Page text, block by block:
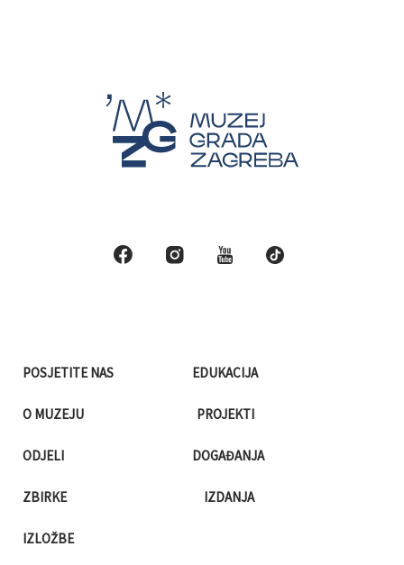
POSJETITE NAS
O MUZEJU
ODJELI
ZBIRKE
IZLOŽBE
EDUKACIJA
PROJEKTI
DOGAĐANJA
IZDANJA